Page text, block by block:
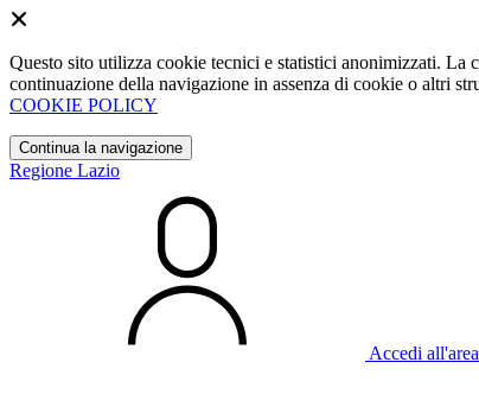
Questo sito utilizza cookie tecnici e statistici anonimizzati. La
continuazione della navigazione in assenza di cookie o altri
COOKIE POLICY
Continua la navigazione
Regione Lazio
Accedi